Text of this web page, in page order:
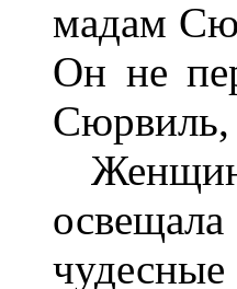
мадам
Он не
Сюрвиль,